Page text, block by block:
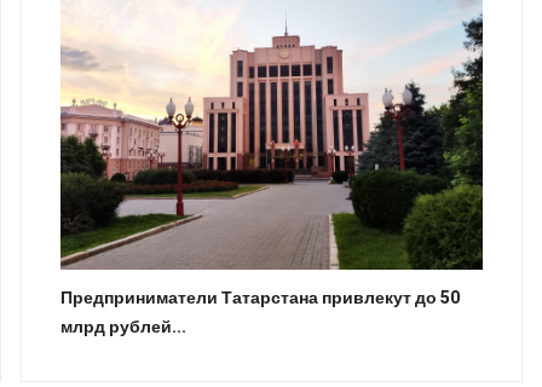
Предприниматели Татарстана привлекут до 50
млрд рублей...